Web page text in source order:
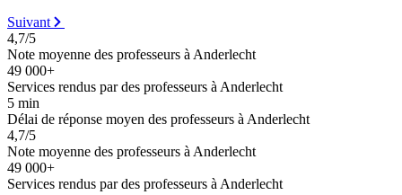
Suivant
4,7/5
Note moyenne des professeurs à Anderlecht
49 000+
Services rendus par des professeurs à Anderlecht
5 min
Délai de réponse moyen des professeurs à Anderlecht
4,7/5
Note moyenne des professeurs à Anderlecht
49 000+
Services rendus par des professeurs à Anderlecht